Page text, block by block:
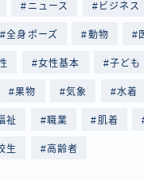
ニュース ビジネス
全身ポーズ 動物
女性基本 子ども
果物 気象 水着
祉 職業 肌着
生 高齢者